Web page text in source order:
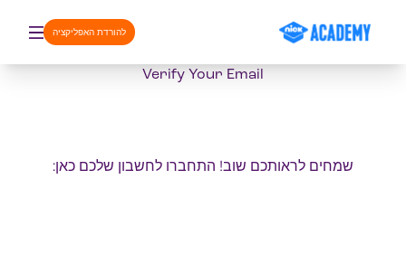
להורדת האפליקציה
Verify Your Email
שמחים לראותכם שוב! התחברו לחשבון שלכם כאן: